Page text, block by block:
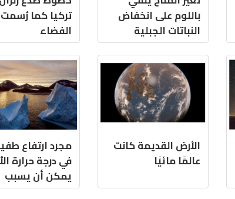
باللوم على انخفاض
النباتات الجبلية
تركيا كما
الفضاء
الأرض القديمة كانت
عالمًا مائيًا
مجرد ارتفاع
في درجة حرارة
يمكن أن يسبب
تغيرات لا رجعة